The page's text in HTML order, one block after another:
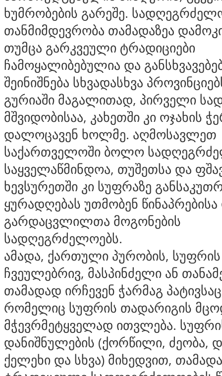
ხუმრობების გარეშე.
თანმიმდევრობა თამადაზეა
თუმცა გარკვეული ტრადიციები
ჩამოყალიბებულია და
შეინიშნება სხვადასხვა
გურიაში მაგალითად, პირველი
მშვიდობისაა, კახეთში კი ოჯახის
დალოცავენ ხოლმე. აღმოსავლეთ
საქართველოში ბოლო
საყველაწმინდოა, თუშეთსა და
ხევსურეთში კი სუფრაზე
ყურადღებას უთმობენ
გარდაცვლილთა მოგონების
სადღეგრძელოებს.
ამადა, ქართული პურობის,
ჩვეულებრივ, მასპინძელი ან
თამადად ირჩევენ ჭარმაგ
რომელიც სუფრის თადარიგის
მჭევრმეტყველად ითვლება.
დანიშნულების (ქორწილი, ძეობა,
ქელეხი და სხვა) მიხედვით,